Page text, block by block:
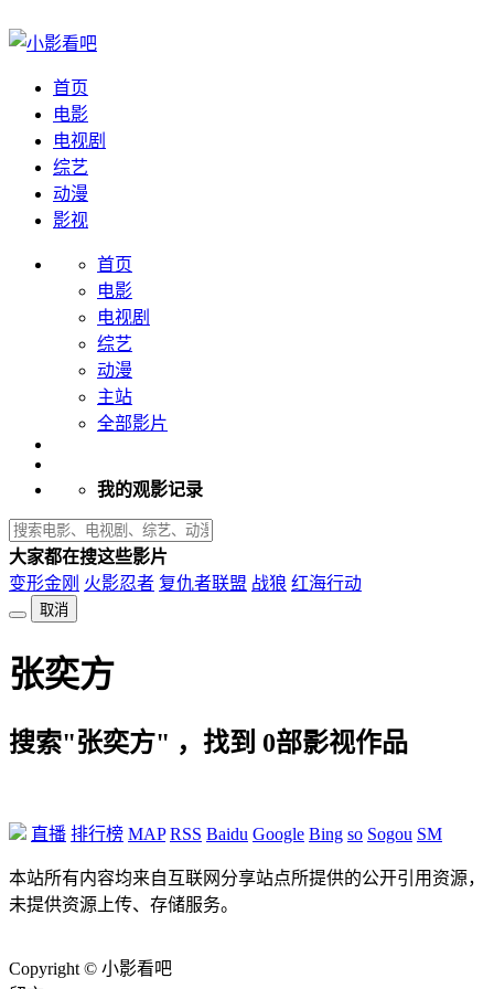
首页
电影
电视剧
综艺
动漫
影视
首页
电影
电视剧
综艺
动漫
主站
全部影片
我的观影记录
大家都在搜这些影片
变形金刚 火影忍者 复仇者联盟 战狼 红海行动
取消
张奕方
搜索"张奕方" ，找到 0部影视作品
直播 排行榜 MAP RSS Baidu Google Bing so Sogou SM
本站所有内容均来自互联网分享站点所提供的公开引用资源，
未提供资源上传、存储服务。
Copyright © 小影看吧